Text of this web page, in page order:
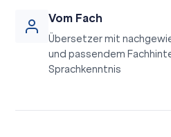
Vom Fach
Übersetzer mit
und passendem
Sprachkenntnis